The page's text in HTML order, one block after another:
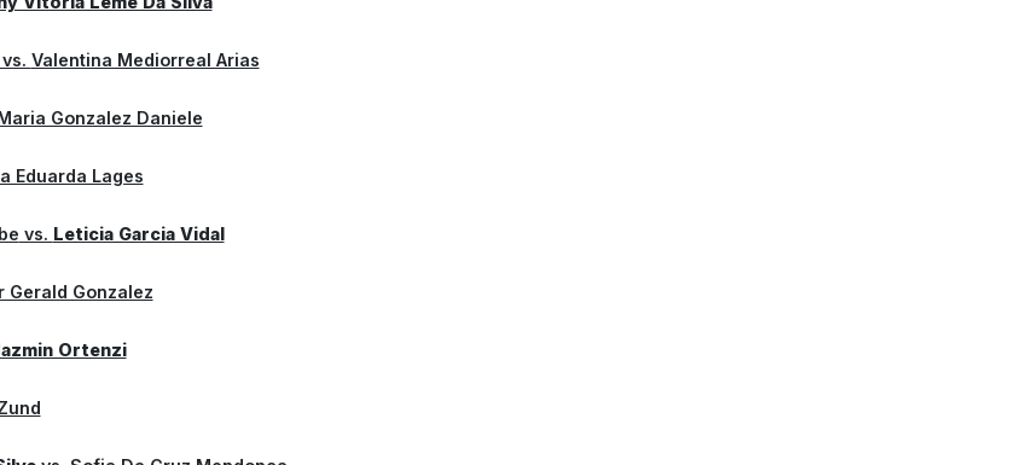
Valentina Mediorreal Arias
Gonzalez Daniele
Eduarda Lages
vs. Leticia Garcia Vidal
Gerald Gonzalez
Ortenzi